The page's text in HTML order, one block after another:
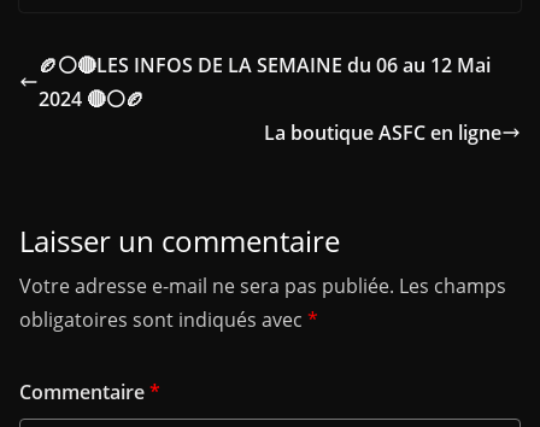
🏉⚪🔴LES INFOS DE LA SEMAINE du 06 au 12 Mai
2024 🔴⚪🏉
La boutique ASFC en ligne
Laisser un commentaire
Votre adresse e-mail ne sera pas publiée. Les champs
obligatoires sont indiqués avec *
Commentaire*